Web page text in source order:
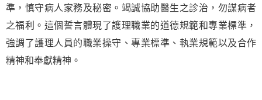
準，慎守病人家務及秘密。竭誠協助醫生之診治，勿謀病者
之福利。這個誓言體現了護理職業的道德規範和專業標準，
強調了護理人員的職業操守、專業標準、執業規範以及合作
精神和奉獻精神。